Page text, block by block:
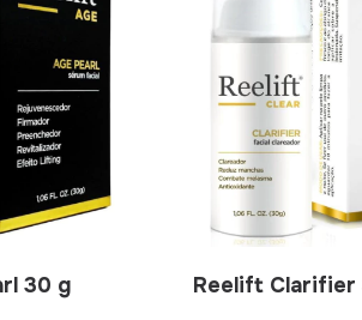
30 g Reelift Clarifier